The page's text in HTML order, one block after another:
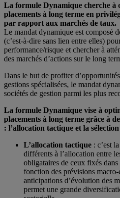
La formule Dynamique cherche à
placements à long terme en
par rapport aux marchés de taux.
Le mandat dynamique est composé
(c’est-à-dire sans lien entre elles)
performance/risque et chercher à
des marchés d’actions sur le long
Dans le but de profiter
gestions spécialisées, le mandat
sociétés de gestion parmi les plus
La formule Dynamique vise à
placements à long terme grâce à
: l’allocation tactique et la
L’allocation tactique : c’est
différents à l’allocation entre
obligataires de ceux fixés
fonction des prévisions macro-
anticipations d’évolution des
permet une grande